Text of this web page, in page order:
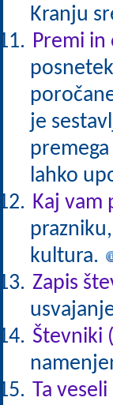
Kranju
Premi
je
lahko
Kaj vam
kultura.
Zapis
Števniki
Ta